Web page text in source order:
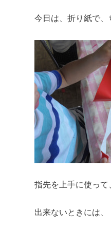
今日は、折り紙で、
指先を上手に使っ
出来ないときには